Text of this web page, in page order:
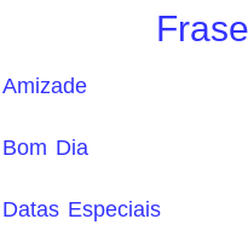
Amizade
Bom Dia
Datas Especiais